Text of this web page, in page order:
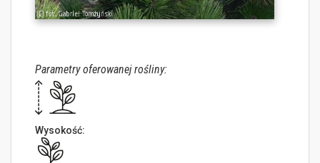
Parametry oferowanej rośliny:
Wysokość: